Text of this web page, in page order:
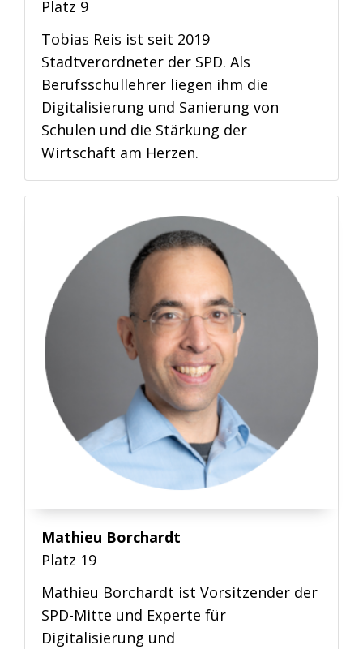
Platz 9
Tobias Reis ist seit 2019
Stadtverordneter der SPD. Als
Berufsschullehrer liegen ihm die
Digitalisierung und Sanierung von
Schulen und die Stärkung der
Wirtschaft am Herzen.
Mathieu Borchardt
Platz 19
Mathieu Borchardt ist Vorsitzender der
SPD-Mitte und Experte für
Digitalisierung und